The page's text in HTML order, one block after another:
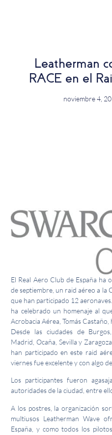
Leatherman
RACE en el
noviembre 4,
El Real Aero Club de España ha
de septiembre, un raid aéreo a la
que han participado 12
ha celebrado un homenaje al
Acrobacia Aérea, Tomás Castaño,
Desde las ciudades de
Madrid, Ocaña, Sevilla y
han participado en este raid
viernes fue excelente y con algo
Los participantes fueron
autoridades de la ciudad, entre
A los postres, la organización
multiusos Leatherman Wave
España, y como todos los